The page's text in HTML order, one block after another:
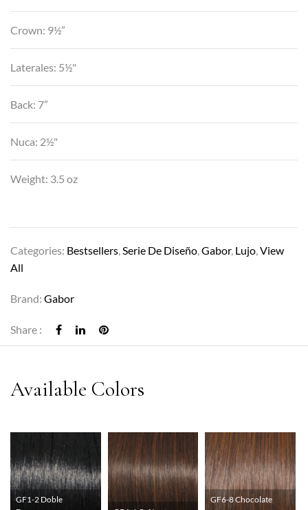
Crown: 9½”
Laterales: 5½"
Back: 7”
Nuca: 2½"
Weight: 3.5 oz
Categories: Bestsellers Serie De Diseño Gabor, Lujo View
All
Brand: Gabor
Share :
GF1-2 Doble
GF6-8 Chocolate